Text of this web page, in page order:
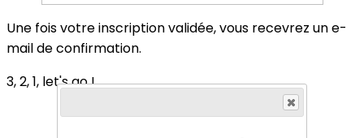
Une fois votre inscription validée, vous recevrez un e-
mail de confirmation.
3, 2, 1, let's go !